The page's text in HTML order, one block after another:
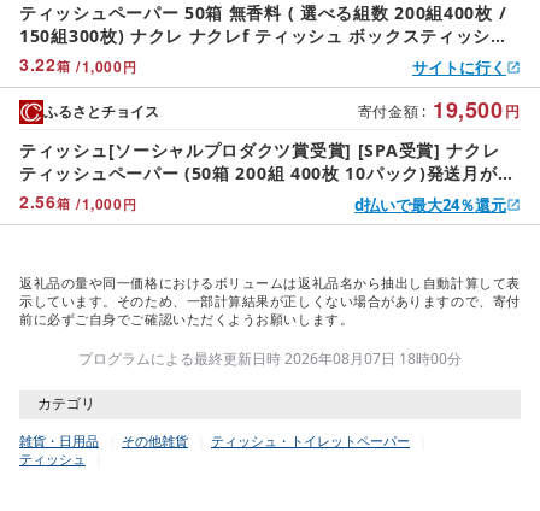
3.22箱 /1,000円
ティッシュペーパー 50箱 無香料 ( 選べる組数 200組400枚 /
150組300枚) ナクレ ナクレf ティッシュ ボックスティッシュ
BOXティッシュ 日用品 生活応援 消耗品 まとめ買い 常備品
SDGs 岩手県 北上市 三菱製紙 D0437/D0582
サイトに行く
寄付金額 : 19,500円
2.56箱 /1,000円
ふるさとチョイス
ティッシュ[ソーシャルプロダクツ賞受賞] [SPA受賞] ナクレ
ティッシュペーパー (50箱 200組 400枚 10パック)発送月が選
べる![北上工場直送]( 大判サイズ 国産パルプ100%で安全 )無
香料 岩手県 北上市 (D0437R0806) 東北産 国産 BOXティッシ
d払いで最大24％還元
返礼品の量や同一価格におけるボリュームは返礼品名から抽出し自動計算して表
示しています。そのため、一部計算結果が正しくない場合がありますので、寄付
前に必ずご自身でご確認いただくようお願いします。
プログラムによる最終更新日時 2026年08月07日 18時00分
カテゴリ
雑貨・日用品 その他雑貨
ティッシュ・トイレットペーパー
ティッシュ